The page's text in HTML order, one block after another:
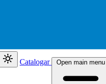
Catalogar Open main menu